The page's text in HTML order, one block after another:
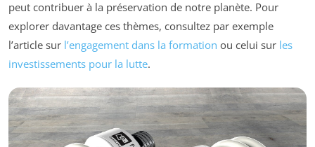
peut contribuer à la préservation de notre planète. Pour
explorer davantage ces thèmes, consultez par exemple
l’article sur l’engagement dans la formation ou celui sur les
investissements pour la lutte.